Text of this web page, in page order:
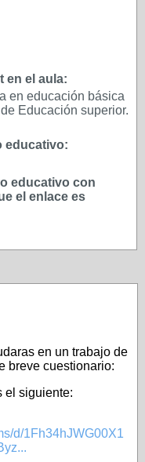
en el aula:
en educación básica
Educación superior.
educativo:
educativo con
el enlace es
en un trabajo de
breve cuestionario:
el siguiente:
d/1Fh34hJWG00X1